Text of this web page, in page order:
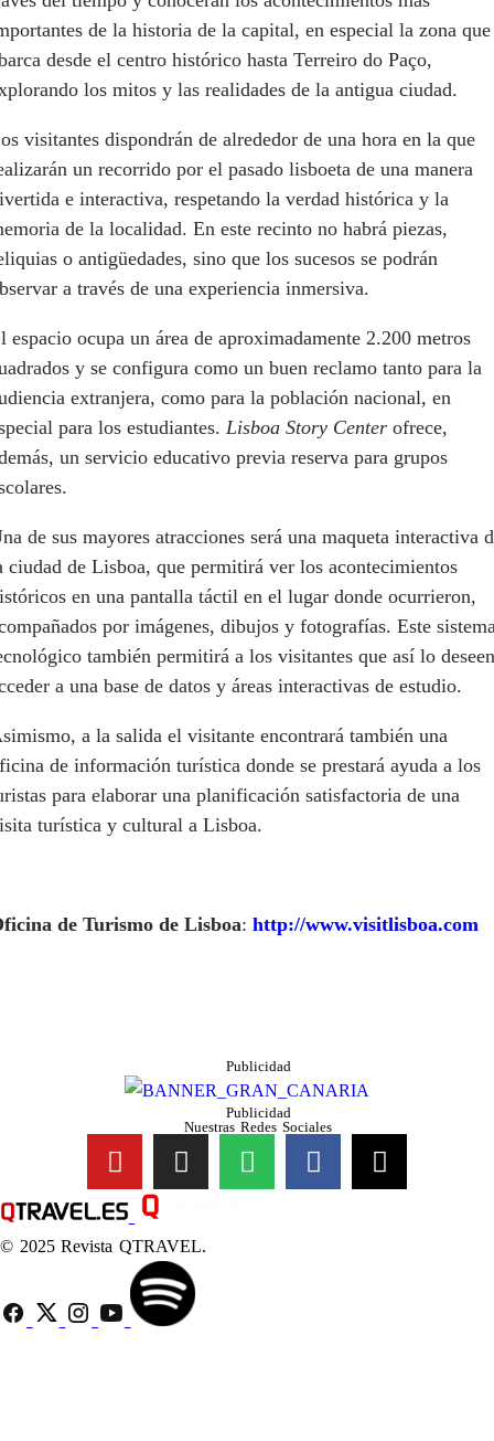
de la historia de la capital, en especial la zona que
desde el centro histórico hasta Terreiro do Paço,
los mitos y las realidades de la antigua ciudad.
visitantes dispondrán de alrededor de una hora en la que
un recorrido por el pasado lisboeta de una manera
e interactiva, respetando la verdad histórica y la
de la localidad. En este recinto no habrá piezas,
o antigüedades, sino que los sucesos se podrán
a través de una experiencia inmersiva.
espacio ocupa un área de aproximadamente 2.200 metros
y se configura como un buen reclamo tanto para la
extranjera, como para la población nacional, en
para los estudiantes. Lisboa Story Center ofrece,
un servicio educativo previa reserva para grupos
de sus mayores atracciones será una maqueta interactiva
ciudad de Lisboa, que permitirá ver los acontecimientos
en una pantalla táctil en el lugar donde ocurrieron,
por imágenes, dibujos y fotografías. Este
también permitirá a los visitantes que así lo
a una base de datos y áreas interactivas de estudio.
a la salida el visitante encontrará también una
de información turística donde se prestará ayuda a los
para elaborar una planificación satisfactoria de una
turística y cultural a Lisboa.
de Turismo de Lisboa: http://www.visitlisboa.com
Publicidad
Publicidad
Nuestras Redes Sociales
© 2025 Revista QTRAVEL.